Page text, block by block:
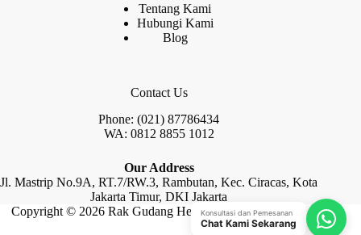
Tentang Kami
Hubungi Kami
Blog
Contact Us
Phone: (021) 87786434
WA: 0812 8855 1012
Our Address
Jl. Mastrip No.9A, RT.7/RW.3, Rambutan, Kec. Ciracas, Kota
Jakarta Timur, DKI Jakarta
Copyright © 2026 Rak Gudang Heayy Duty by Raja Rak
Konsultasi dan Pemesanan
Chat Kami Sekarang